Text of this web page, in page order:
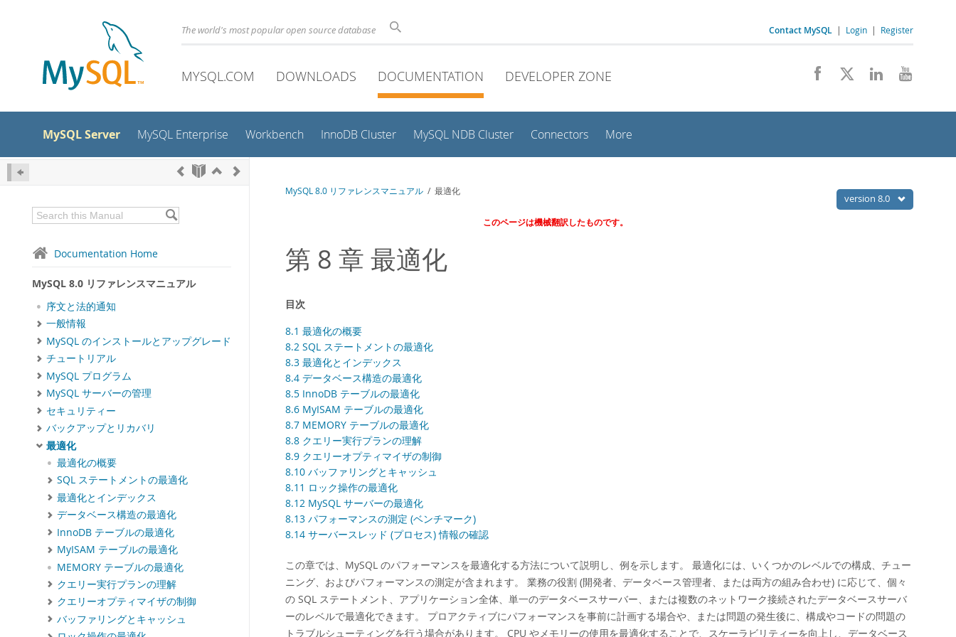
The world's most popular open source database Contact MySQL | Login | Register
MYSQL.COM DOWNLOADS DOCUMENTATION DEVELOPER ZONE
MySQL Server MySQL Enterprise Workbench InnoDB Cluster MySQL NDB Cluster Connectors More
Documentation Home
MySQL 8.0 リファレンスマニュアル
序文と法的通知
一般情報
MySQL のインストールとアップグレード
チュートリアル
MySQL プログラム
MySQL サーバーの管理
セキュリティー
バックアップとリカバリ
最適化
最適化の概要
SQL ステートメントの最適化
最適化とインデックス
データベース構造の最適化
InnoDB テーブルの最適化
MyISAM テーブルの最適化
MEMORY テーブルの最適化
クエリー実行プランの理解
クエリーオプティマイザの制御
バッファリングとキャッシュ
version 8.0
MySQL 8.0 リファレンスマニュアル / 最適化
このページは機械翻訳したものです。
第 8 章 最適化
目次
8.1 最適化の概要
8.2 SQL ステートメントの最適化
8.3 最適化とインデックス
8.4 データベース構造の最適化
8.5 InnoDB テーブルの最適化
8.6 MyISAM テーブルの最適化
8.7 MEMORY テーブルの最適化
8.8 クエリー実行プランの理解
8.9 クエリーオプティマイザの制御
8.10 バッファリングとキャッシュ
8.11 ロック操作の最適化
8.12 MySQL サーバーの最適化
8.13 パフォーマンスの測定 (ベンチマーク)
8.14 サーバースレッド (プロセス) 情報の確認
この章では、MySQL のパフォーマンスを最適化する方法について説明し、例を示します。 最適化には、いくつかのレベルでの構成、チュー
ニング、およびパフォーマンスの測定が含まれます。 業務の役割 (開発者、データベース管理者、または両方の組み合わせ) に応じて、個々
の SQL ステートメント、アプリケーション全体、単一のデータベースサーバー、または複数のネットワーク接続されたデータベースサーバ
ーのレベルで最適化できます。 プロアクティブにパフォーマンスを事前に計画する場合や、または問題の発生後に、構成やコードの問題の
トラブルシューティングを行う場合があります。 CPU やメモリーの使用を最適化することで、スケーラビリティーを向上し、データベース